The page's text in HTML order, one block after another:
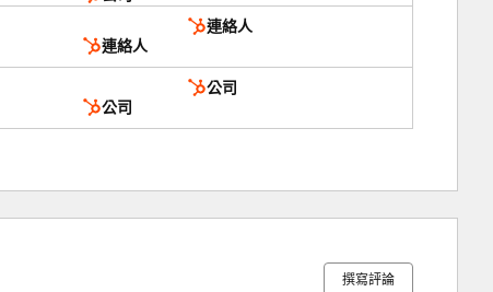
連絡人
連絡人
公司
公司
撰寫評論